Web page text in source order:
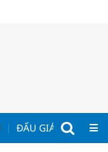
ĐẤU GIÁ - ĐẤU